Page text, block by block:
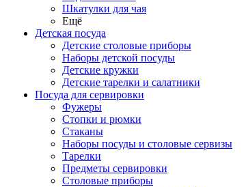
Шкатулки для чая
Ещё
Детская посуда
Детские столовые приборы
Наборы детской посуды
Детские кружки
Детские тарелки и салатники
Посуда для сервировки
Фужеры
Стопки и рюмки
Стаканы
Наборы посуды и столовые сервизы
Тарелки
Предметы сервировки
Столовые приборы